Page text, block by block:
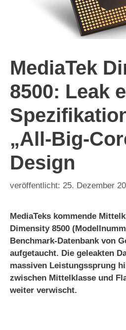
MediaTek
8500: Leak
„All-Big-
Design
25. Dezember
MediaTeks kommende
Dimensity 8500
Benchmark-Datenbank von
aufgetaucht. Die geleakten
massiven Leistungssprung
zwischen Mittelklasse und
weiter verwischt.